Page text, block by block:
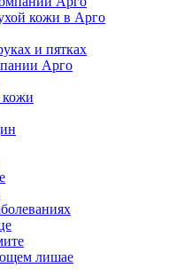
кожи в Арго
и пятках
Арго
лишае